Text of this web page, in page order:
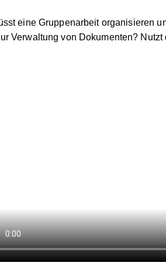
eine Gruppenarbeit organisieren
Verwaltung von Dokumenten?